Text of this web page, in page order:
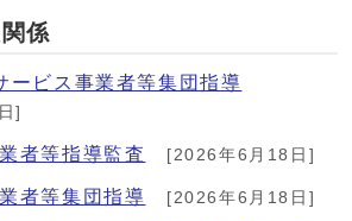
係
ービス事業者等集団指導
]
者等指導監査 [2026年6月18日]
者等集団指導 [2026年6月18日]